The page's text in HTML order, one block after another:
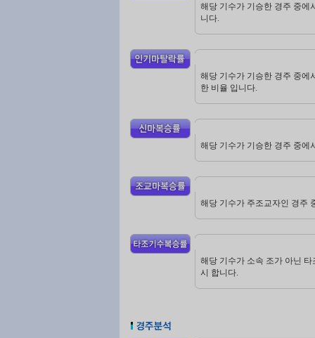
해당 기수가 기승한 경주 중에
니다.
해당 기수가 기승한 경주 중에
한 비율 입니다.
해당 기수가 기승한 경주 중에
해당 기수가 주조교자인 경주
해당 기수가 소속 조가 아닌
시 합니다.